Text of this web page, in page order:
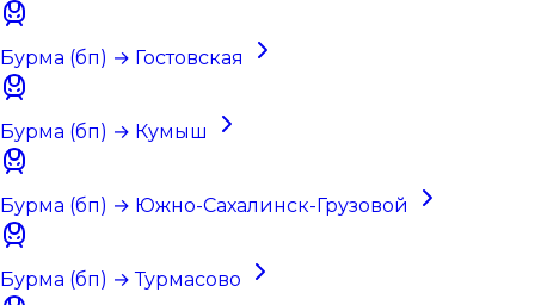
Бурма (бп) → Гостовская
Бурма (бп) → Кумыш
Бурма (бп) → Южно-Сахалинск-Грузовой
Бурма (бп) → Турмасово